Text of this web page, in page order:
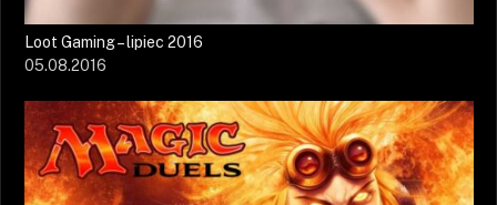
Loot Gaming – lipiec 2016
05.08.2016